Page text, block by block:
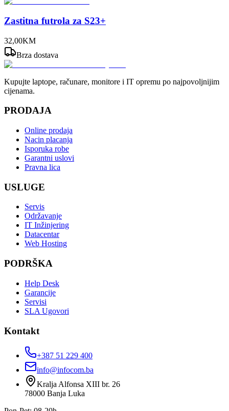
Zastitna futrola za S23+
32,00KM
Brza dostava
Kupujte laptope, računare, monitore i IT opremu po najpovoljnijim
cijenama.
PRODAJA
Online prodaja
Nacin placanja
Isporuka robe
Garantni uslovi
Pravna lica
USLUGE
Servis
Održavanje
IT Inžinjering
Datacentar
Web Hosting
PODRŠKA
Help Desk
Garancije
Servisi
SLA Ugovori
Kontakt
+387 51 229 400
info@infocom.ba
Kralja Alfonsa XIII br. 26
78000 Banja Luka